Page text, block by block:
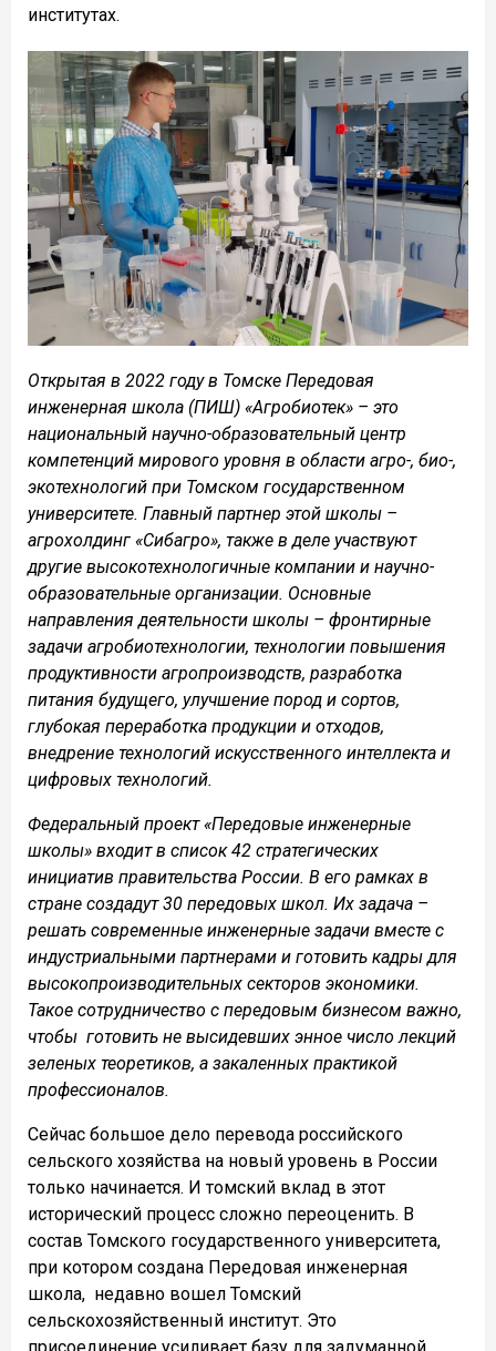
институтах.
Открытая в 2022 году в Томске Передовая
инженерная школа (ПИШ) «Агробиотек» – это
национальный научно-образовательный центр
компетенций мирового уровня в области агро-, био-,
экотехнологий при Томском государственном
университете. Главный партнер этой школы –
агрохолдинг «Сибагро», также в деле участвуют
другие высокотехнологичные компании и научно-
образовательные организации. Основные
направления деятельности школы – фронтирные
задачи агробиотехнологии, технологии повышения
продуктивности агропроизводств, разработка
питания будущего, улучшение пород и сортов,
глубокая переработка продукции и отходов,
внедрение технологий искусственного интеллекта и
цифровых технологий.
Федеральный проект «Передовые инженерные
школы» входит в список 42 стратегических
инициатив правительства России. В его рамках в
стране создадут 30 передовых школ. Их задача –
решать современные инженерные задачи вместе с
индустриальными партнерами и готовить кадры для
высокопроизводительных секторов экономики.
Такое сотрудничество с передовым бизнесом важно,
чтобы готовить не высидевших энное число лекций
зеленых теоретиков, а закаленных практикой
профессионалов.
Сейчас большое дело перевода российского
сельского хозяйства на новый уровень в России
только начинается. И томский вклад в этот
исторический процесс сложно переоценить. В
состав Томского государственного университета,
при котором создана Передовая инженерная
школа, недавно вошел Томский
сельскохозяйственный институт. Это